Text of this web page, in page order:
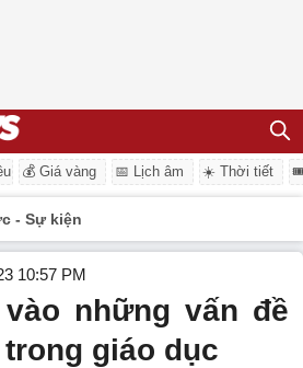
💰 Giá vàng 📅 Lịch âm ☀️ Thời tiết
- Sự kiện
10:57 PM
những vấn đề
giáo dục